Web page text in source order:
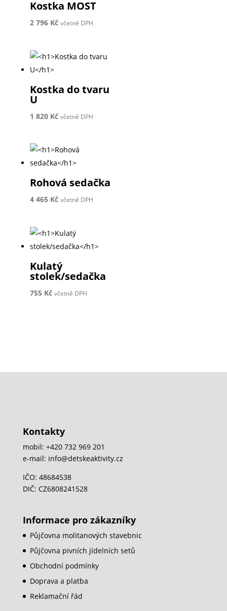
Kostka MOST
2 796 Kč včetně DPH
Kostka do tvaru
U
1 820 Kč včetně DPH
Rohová sedačka
4 465 Kč včetně DPH
Kulatý
stolek/sedačka
755 Kč včetně DPH
Kontakty
mobil: +420 732 969 201
e-mail: info@detskeaktivity.cz
IČO: 48684538
DIČ: CZ6808241528
Informace pro zákazníky
Půjčovna molitanových stavebnic
Půjčovna pivních jídelních setů
Obchodní podmínky
Doprava a platba
Reklamační řád